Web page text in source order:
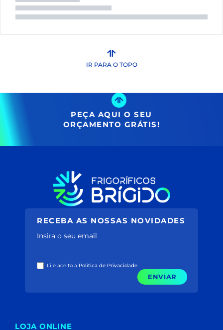
IR PARA O TOPO
PEÇA AQUI O SEU
ORÇAMENTO GRÁTIS!
RECEBA AS NOSSAS NOVIDADES
Insira o seu email
Li e aceito a Política de Privacidade
ENVIAR
LOJA ONLINE